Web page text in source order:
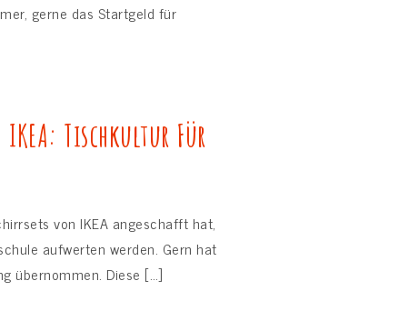
gerne das Startgeld für
IKEA: Tischkultur Für
von IKEA angeschafft hat,
aufwerten werden. Gern hat
übernommen. Diese […]